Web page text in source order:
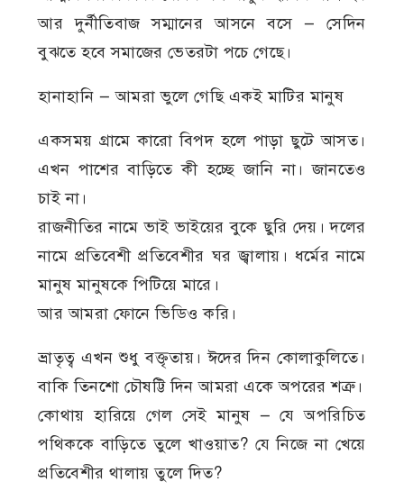
আর দুর্নীতিবাজ সম্মানের আসনে বসে — সেদিন
বুঝতে হবে সমাজের ভেতরটা পচে গেছে।
হানাহানি — আমরা ভুলে গেছি একই মাটির মানুষ
একসময় গ্রামে কারো বিপদ হলে পাড়া ছুটে আসত।
এখন পাশের বাড়িতে কী হচ্ছে জানি না। জানতেও
চাই না।
রাজনীতির নামে ভাই ভাইয়ের বুকে ছুরি দেয়। দলের
নামে প্রতিবেশী প্রতিবেশীর ঘর জ্বালায়। ধর্মের নামে
মানুষ মানুষকে পিটিয়ে মারে।
আর আমরা ফোনে ভিডিও করি।
ভ্রাতৃত্ব এখন শুধু বক্তৃতায়। ঈদের দিন কোলাকুলিতে।
বাকি তিনশো চৌষট্টি দিন আমরা একে অপরের শত্রু।
কোথায় হারিয়ে গেল সেই মানুষ — যে অপরিচিত
পথিককে বাড়িতে তুলে খাওয়াত? যে নিজে না খেয়ে
প্রতিবেশীর থালায় তুলে দিত?